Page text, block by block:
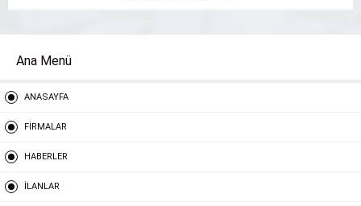
Ana Menü
ANASAYFA
FİRMALAR
HABERLER
İLANLAR